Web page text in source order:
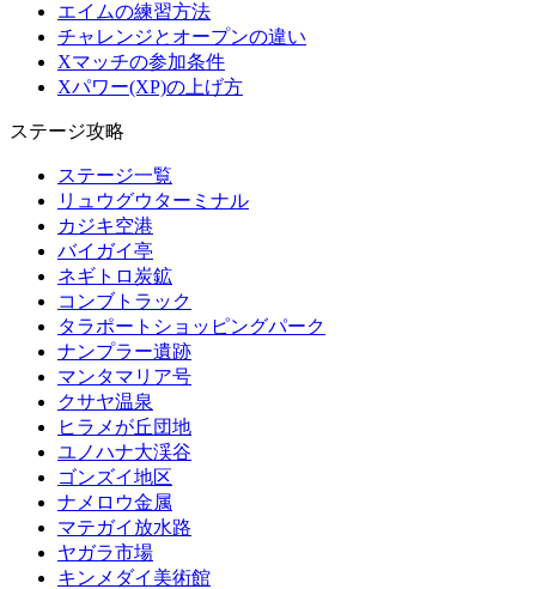
エイムの練習方法
チャレンジとオープンの違い
Xマッチの参加条件
Xパワー(XP)の上げ方
ステージ攻略
ステージ一覧
リュウグウターミナル
カジキ空港
バイガイ亭
ネギトロ炭鉱
コンブトラック
タラポートショッピングパーク
ナンプラー遺跡
マンタマリア号
クサヤ温泉
ヒラメが丘団地
ユノハナ大渓谷
ゴンズイ地区
ナメロウ金属
マテガイ放水路
ヤガラ市場
キンメダイ美術館